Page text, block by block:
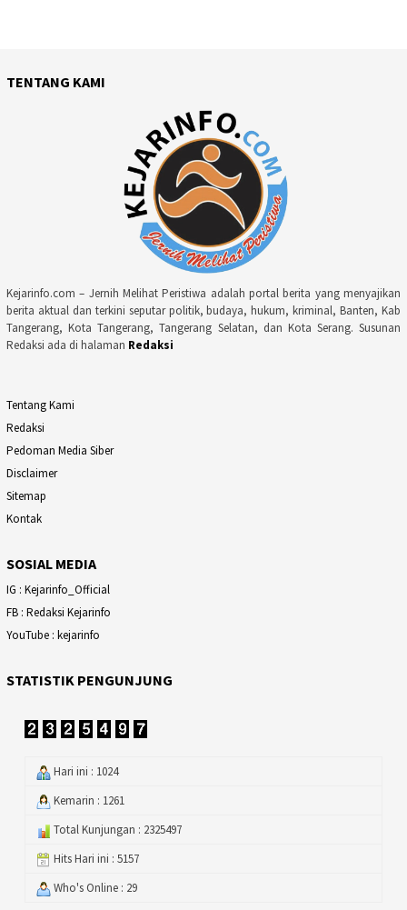
TENTANG KAMI
Kejarinfo.com – Jernih Melihat Peristiwa adalah portal berita yang menyajikan
berita aktual dan terkini seputar politik, budaya, hukum, kriminal, Banten, Kab
Tangerang, Kota Tangerang, Tangerang Selatan, dan Kota Serang. Susunan
Redaksi ada di halaman Redaksi
Tentang Kami
Redaksi
Pedoman Media Siber
Disclaimer
Sitemap
Kontak
SOSIAL MEDIA
IG : Kejarinfo_Official
FB : Redaksi Kejarinfo
YouTube : kejarinfo
STATISTIK PENGUNJUNG
Hari ini : 1024
Kemarin : 1261
Total Kunjungan : 2325497
Hits Hari ini : 5157
Who's Online : 29